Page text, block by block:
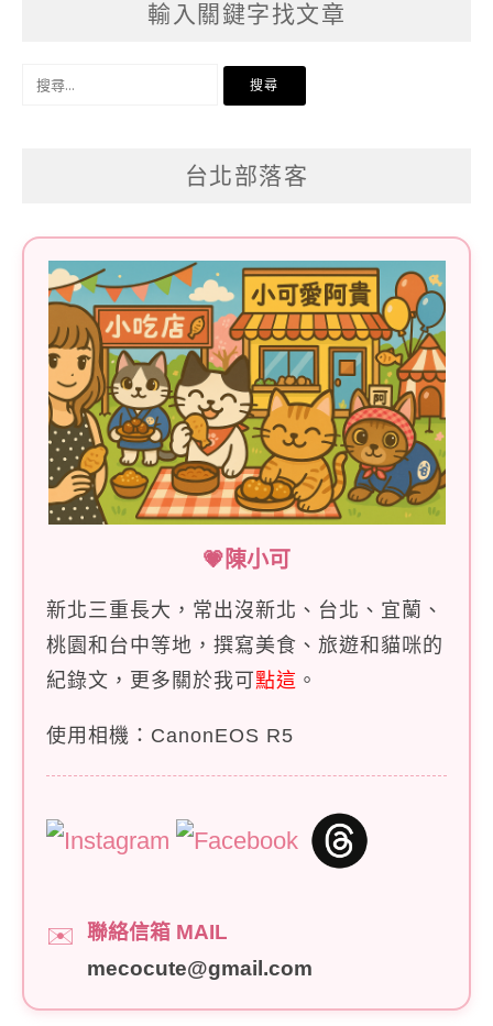
輸入關鍵字找文章
搜
台北部落客
💗陳小可
新北三重長大，常出沒新北、台北、宜蘭、
桃園和台中等地，撰寫美食、旅遊和貓咪的
紀錄文，更多關於我可點這 。
使用相機：CanonEOS R5
✉️
聯絡信箱 MAIL
mecocute@gmail.com